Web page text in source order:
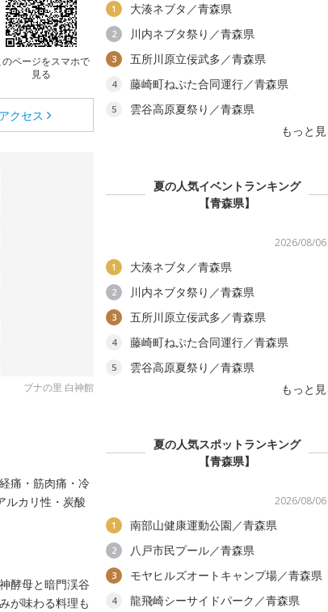
のページをスマホで
見る
クセス
ブナの里 白神館
痛・筋肉痛・冷
ルカリ性・炭酸
酵母と暗門渓谷
が味わる料理も
1 大湊ネブタ／青森県
2 川内ネブタ祭り／青森県
3 五所川原立佞武多／青森県
4 藤崎町ねぷた合同運行／青森県
5
雲谷高原夏祭り／青森県
もっと見
夏の人気イベントランキング
【青森県】
2026/08/06
1 大湊ネブタ／青森県
2 川内ネブタ祭り／青森県
3 五所川原立佞武多／青森県
4 藤崎町ねぷた合同運行／青森県
5
雲谷高原夏祭り／青森県
もっと見
夏の人気スポットランキング
【青森県】
2026/08/06
1 南部山健康運動公園／青森県
2 八戸市民プール／青森県
3 モヤヒルズオートキャンプ場／青森県
4 龍飛崎シーサイドパーク／青森県